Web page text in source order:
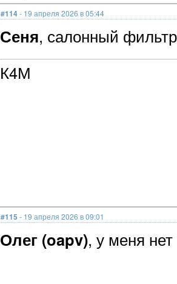
#114- 19 апреля 2026 в 05:44
Сеня, салонный фильтр
К4М
#115 - 19 апреля 2026 в 09:01
Олег (oapv), у меня